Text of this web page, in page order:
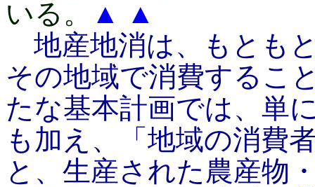
いる。
▲ ▲
地産地消は、もとも
その地域で消費するこ
たな基本計画では、単
も加え、「地域の消費
と、生産された農産物